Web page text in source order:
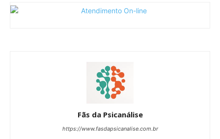
Fãs da Psicanálise
https://www.fasdapsicanalise.com.br